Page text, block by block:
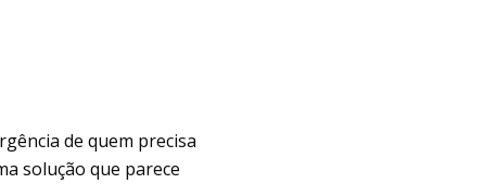
de quem precisa
solução que parece